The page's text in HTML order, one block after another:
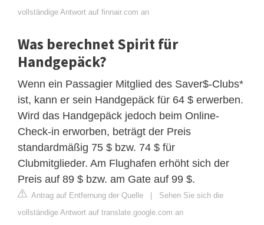
vollständige Antwort auf finnair.com an
Was berechnet Spirit für
Handgepäck?
Wenn ein Passagier Mitglied des Saver$-Clubs*
ist, kann er sein Handgepäck für 64 $ erwerben.
Wird das Handgepäck jedoch beim Online-
Check-in erworben, beträgt der Preis
standardmäßig 75 $ bzw. 74 $ für
Clubmitglieder. Am Flughafen erhöht sich der
Preis auf 89 $ bzw. am Gate auf 99 $.
Antrag auf Entfernung der Quelle | Sehen Sie sich die
vollständige Antwort auf translate.google.com an